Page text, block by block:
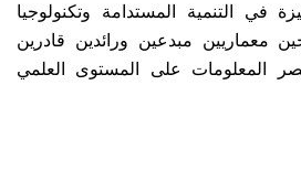
في التنمية المستدامة وتكنولوجيا
معماريين مبدعين ورائدين قادرين
المعلومات على المستوى العلمي